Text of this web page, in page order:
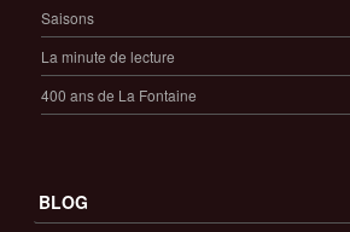
Saisons
La minute de lecture
400 ans de La Fontaine
BLOG